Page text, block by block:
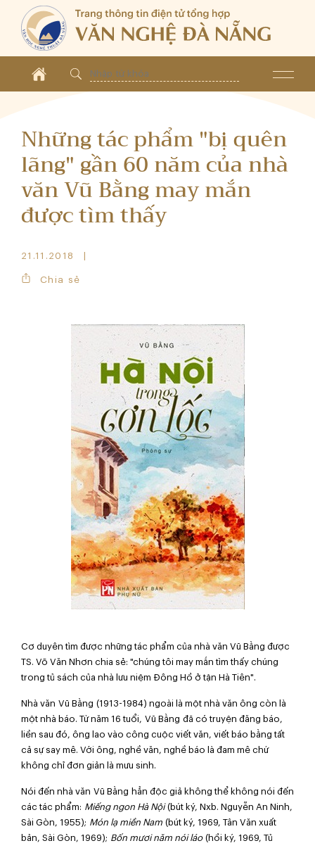
Những tác phẩm "bị quên
lãng" gần 60 năm của nhà
văn Vũ Bằng may mắn
được tìm thấy
21.11.2018
Chia sẻ
Cơ duyên tìm được những tác phẩm của nhà văn Vũ Bằng được
TS. Võ Văn Nhơn chia sẻ: "chúng tôi may mắn tìm thấy chúng
trong tủ sách của nhà lưu niệm Đông Hồ ở tận Hà Tiên".
Nhà văn Vũ Bằng (1913-1984) ngoài là một nhà văn ông còn là
một nhà báo. Từ năm 16 tuổi, Vũ Bằng đã có truyện đăng báo,
liền sau đó, ông lao vào công cuộc viết văn, viết báo bằng tất
cả sự say mê. Với ông, nghề văn, nghề báo là đam mê chứ
không chỉ đơn giản là mưu sinh.
Nói đến nhà văn Vũ Bằng hẳn độc giả không thể không nói đến
các tác phẩm: Miếng ngon Hà Nội(bút ký, Nxb. Nguyễn An Ninh,
Sài Gòn, 1955); Món lạ miền Nam (bút ký, 1969, Tân Văn xuất
bản, Sài Gòn, 1969); Bốn mươi năm nói láo(hồi ký, 1969, Tủ